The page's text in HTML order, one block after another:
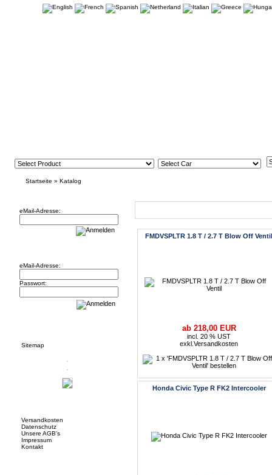
Startseite » Katalog
eMail-Adresse:
eMail-Adresse:
Passwort:
Sitemap
Versandkosten
Datenschutz
Unsere AGB's
Impressum
Kontakt
FMDVSPLTR 1.8 T / 2.7 T Blow Off Ventil
ab 218,00 EUR
incl. 20 % UST
exkl. Versandkosten
Honda Civic Type R FK2 Intercooler